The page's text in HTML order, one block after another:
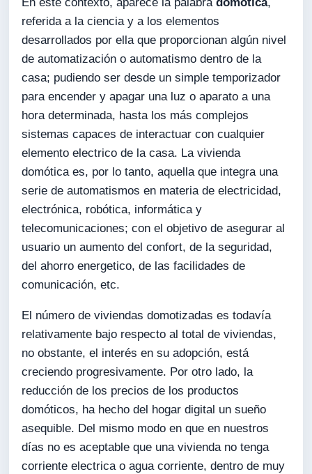
En este contexto, aparece la palabradomótica,
referida a la ciencia y a los elementos
desarrollados por ella que proporcionan algún nivel
de automatización o automatismo dentro de la
casa; pudiendo ser desde un simple temporizador
para encender y apagar una luz o aparato a una
hora determinada, hasta los más complejos
sistemas capaces de interactuar con cualquier
elemento electrico de la casa. La vivienda
domótica es, por lo tanto, aquella que integra una
serie de automatismos en materia de electricidad,
electrónica, robótica, informática y
telecomunicaciones; con el objetivo de asegurar al
usuario un aumento del confort, de la seguridad,
del ahorro energetico, de las facilidades de
comunicación, etc.
El número de viviendas domotizadas es todavía
relativamente bajo respecto al total de viviendas,
no obstante, el interés en su adopción, está
creciendo progresivamente. Por otro lado, la
reducción de los precios de los productos
domóticos, ha hecho del hogar digital un sueño
asequible. Del mismo modo en que en nuestros
días no es aceptable que una vivienda no tenga
corriente electrica o agua corriente, dentro de muy